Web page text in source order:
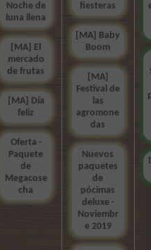
Noche de
luna llena
[MA] El
mercado
de frutas
[MA] Día
feliz
Oferta -
Paquete
de
Megacose
cha
fiesteras
[MA] Baby
Boom
[MA]
Festival de
las
agromone
das
Nuevos
paquetes
de
pócimas
deluxe -
Noviembr
e 2019